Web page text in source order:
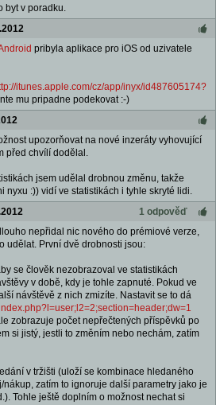
byt v poradku.
pribyla aplikace pro iOS od uzivatele
itunes.apple.com/cz/app/inyx/id487605174?
mu pripadne podekovat :-)
upozorňovat na nové inzeráty vyhovující
před chvílí dodělal.
jsem udělal drobnou změnu, takže
nyxu :)) vidí ve statistikách i tyhle skryté lidi.
1 odpověď
nepřidal nic nového do prémiové verze,
udělat. První dvě drobnosti jsou:
se člověk nezobrazoval ve statistikách
v době, kdy je tohle zapnuté. Pokud ve
návštěvě z nich zmizíte. Nastavit se to dá
zobrazuje počet nepřečtených příspěvků po
si jistý, jestli to změním nebo nechám, zatím
v tržišti (uloží se kombinace hledaného
nákup, zatím to ignoruje další parametry jako je
Tohle ještě doplním o možnost nechat si